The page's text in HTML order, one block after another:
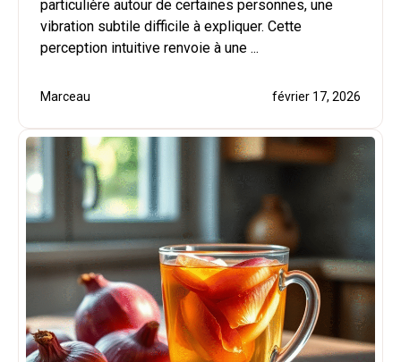
particulière autour de certaines personnes, une
vibration subtile difficile à expliquer. Cette
perception intuitive renvoie à une ...
Marceau février 17, 2026